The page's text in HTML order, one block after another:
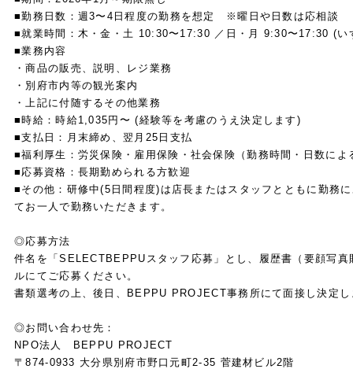
■勤務日数：週3〜4日程度の勤務を想定 ※曜日や日数は応相談
■就業時間：木・金・土 10:30〜17:30 ／日・月 9:30〜17:30 (い
■業務内容
・商品の販売、説明、レジ業務
・別府市内等の観光案内
・上記に付随するその他業務
■時給：時給1,035円〜 (経験等を考慮のうえ決定します)
■支払日：月末締め、翌月25日支払
■福利厚生：労災保険・雇用保険・社会保険（勤務時間・日数によ
■応募資格：長期勤められる方歓迎
■その他：研修中(5日間程度)は店長またはスタッフとともに勤務
てお一人で勤務いただきます。
◎応募方法
件名を「SELECTBEPPUスタッフ応募」とし、履歴書（要顔写
ルにてご応募ください。
書類選考の上、後日、BEPPU PROJECT事務所にて面接し決定し
◎お問い合わせ先：
NPO法人 BEPPU PROJECT
〒874-0933 大分県別府市野口元町2-35 菅建材ビル2階